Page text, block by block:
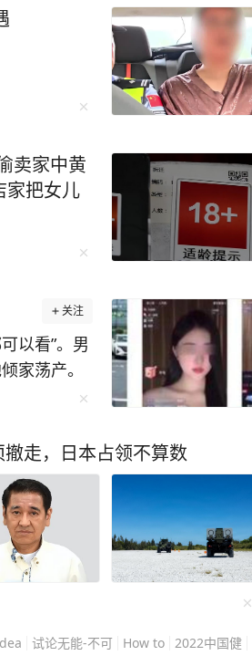
议；但真
Mina。于
骂死”那么
请在应用
迎提供新
。
辑，注定了两国的发展轨迹天差
器，里面装的是共同的文化记忆
代就开
些看似荒诞的神话叙事，实则是
神，在大禹治水的传说中达到巅
手持大刀冲向侵略者的枪口。近
援朝，中华民族始终在绝境中绽
以最独特的姿态屹立于世界文化
觉，但早已像祖先一样坚韧不
话故事，积淀着中华民族的精
”；我们的第一艘飞船叫“神舟”；
卖家中黄
家把女儿
关注
以看”。男
家荡产。
，一分
这个诈骗团
一锅端
填无底
过拒绝转
视频，往
的就是这
以为是和
还有他手
走，日本占领不算数
试论无能-不可 How to 2022中国健